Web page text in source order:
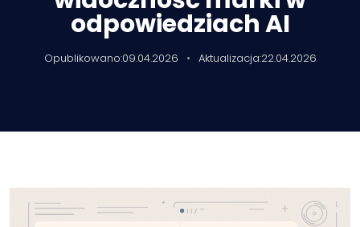
odpowiedziach AI
Opublikowano:09.04.2026 • Aktualizacja:22.04.2026